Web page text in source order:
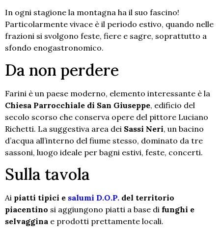
In ogni stagione la montagna ha il suo fascino!
Particolarmente vivace è il periodo estivo, quando nelle
frazioni si svolgono feste, fiere e sagre, soprattutto a
sfondo enogastronomico.
Da non perdere
Farini è un paese moderno, elemento interessante è la
Chiesa Parrocchiale di San Giuseppe, edificio del
secolo scorso che conserva opere del pittore Luciano
Richetti. La suggestiva area dei Sassi Neri, un bacino
d’acqua all’interno del fiume stesso, dominato da tre
sassoni, luogo ideale per bagni estivi, feste, concerti.
Sulla tavola
Ai piatti tipici e salumi D.O.P. del territorio
piacentino si aggiungono piatti a base di funghi e
selvaggina e prodotti prettamente locali.